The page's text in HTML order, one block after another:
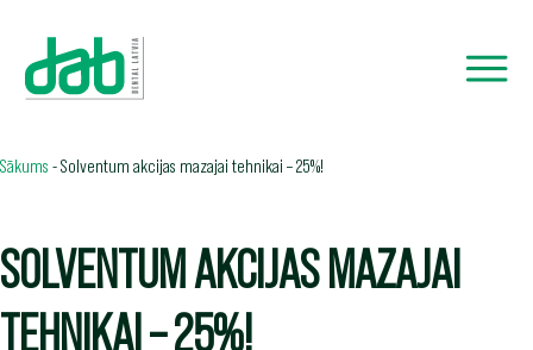
Sākums -Solventum akcijas mazajai tehnikai – 25%!
SOLVENTUM AKCIJAS MAZAJAI
TEHNIKAI – 25%!